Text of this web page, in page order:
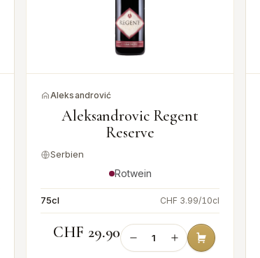
Aleksandrović
Aleksandrovic Regent
Reserve
Serbien
Rotwein
75cl CHF 3.99/10cl
CHF 29.90